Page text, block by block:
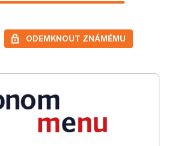
ODEMKNOUT ZNÁMÉMU